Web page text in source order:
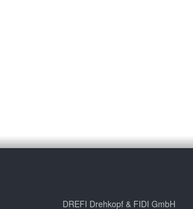
DREFI Drehkopf & FIDI GmbH